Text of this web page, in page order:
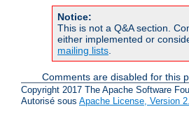
Notice:
This is not a Q&A section.
either implemented or
mailing lists
Comments are disabled for this
Copyright 2017 The Apache Software
Autorisé sous Apache License, Version